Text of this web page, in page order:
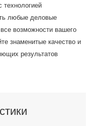
технологией
любые деловые
возможности вашего
знаменитые качество и
результатов